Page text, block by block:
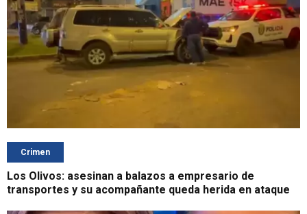
Crimen
Los Olivos: asesinan a balazos a empresario de
transportes y su acompañante queda herida en ataque